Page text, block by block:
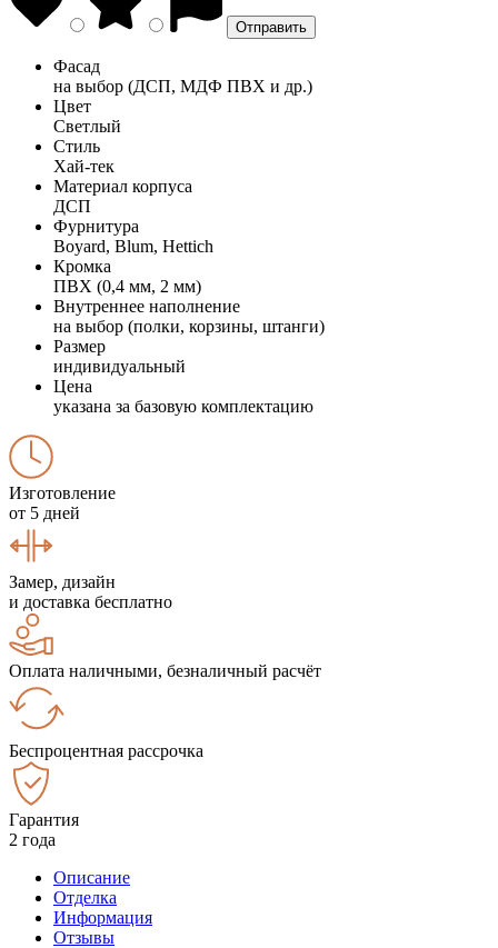
Фасад
на выбор (ДСП, МДФ ПВХ и др.)
Цвет
Светлый
Стиль
Хай-тек
Материал корпуса
ДСП
Фурнитура
Boyard, Blum, Hettich
Кромка
ПВХ (0,4 мм, 2 мм)
Внутреннее наполнение
на выбор (полки, корзины, штанги)
Размер
индивидуальный
Цена
указана за базовую комплектацию
Изготовление
от 5 дней
Замер, дизайн
и доставка бесплатно
Оплата наличными, безналичный расчёт
Беспроцентная рассрочка
Гарантия
2 года
Описание
Отделка
Информация
Отзывы